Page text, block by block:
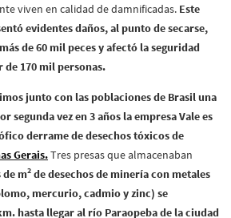
viven en calidad de damnificadas. Este
evidentes daños, al punto de secarse,
de 60 mil peces y afectó la seguridad
170 mil personas.
junto con las poblaciones de Brasil una
segunda vez en 3 años la empresa Vale es
derrame de desechos tóxicos de
Gerais.Tres presas que almacenaban
de m2 de desechos de minería con metales
mercurio, cadmio y zinc) se
hasta llegar al río Paraopeba de la ciudad